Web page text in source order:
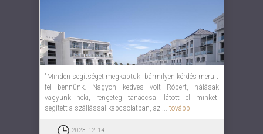
"Minden segítséget megkaptuk, bármilyen kérdés merült
fel bennünk. Nagyon kedves volt Róbert, hálásak
vagyunk neki, rengeteg tanáccsal látott el minket,
segített a szállással kapcsolatban, az ... tovább
2023. 12. 14.